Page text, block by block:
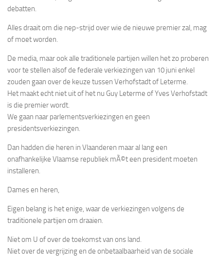
debatten.
Alles draait om die nep-strijd over wie de nieuwe premier zal, mag
of moet worden.
De media, maar ook alle traditionele partijen willen het zo proberen
voor te stellen alsof de federale verkiezingen van 10 juni enkel
zouden gaan over de keuze tussen Verhofstadt of Leterme.
Het maakt echt niet uit of het nu Guy Leterme of Yves Verhofstadt
is die premier wordt.
We gaan naar parlementsverkiezingen en geen
presidentsverkiezingen.
Dan hadden die heren in Vlaanderen maar al lang een
onafhankelijke Vlaamse republiek mÃ©t een president moeten
installeren.
Dames en heren,
Eigen belang is het enige, waar de verkiezingen volgens de
traditionele partijen om draaien.
Niet om U of over de toekomst van ons land.
Niet over de vergrijzing en de onbetaalbaarheid van de sociale